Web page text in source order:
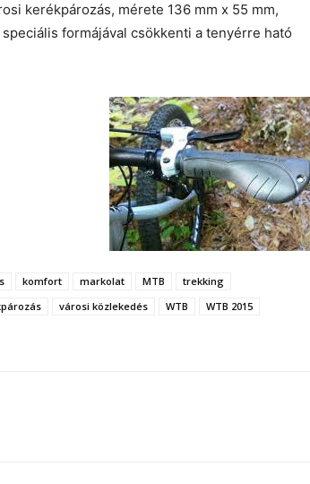
kerékpározás, mérete 136 mm x 55 mm,
formájával csökkenti a tenyérre ható
komfort markolat MTB
trekking
városi közlekedés WTB
WTB 2015